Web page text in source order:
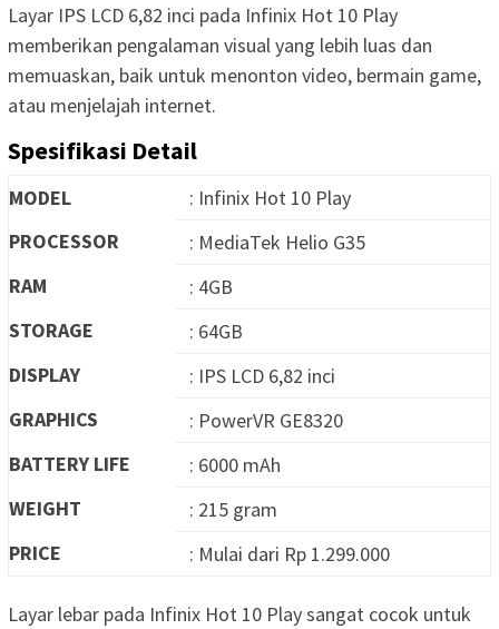
Layar IPS LCD 6,82 inci pada Infinix Hot 10 Play
memberikan pengalaman visual yang lebih luas dan
memuaskan, baik untuk menonton video, bermain game,
atau menjelajah internet.
Spesifikasi Detail
MODEL
: Infinix Hot 10 Play
PROCESSOR
: MediaTek Helio G35
RAM
: 4GB
STORAGE
: 64GB
DISPLAY
: IPS LCD 6,82 inci
GRAPHICS
: PowerVR GE8320
BATTERY LIFE
: 6000 mAh
WEIGHT
: 215 gram
PRICE
: Mulai dari Rp 1.299.000
Layar lebar pada Infinix Hot 10 Play sangat cocok untuk